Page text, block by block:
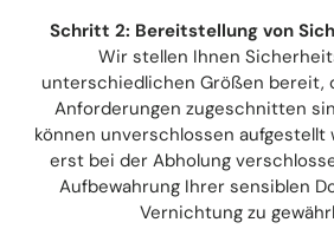
Schritt 2: Bereitstellung von
Wir stellen Ihnen
unterschiedlichen Größen bereit,
Anforderungen zugeschnitten
können unverschlossen aufgestellt
erst bei der Abholung
Aufbewahrung Ihrer sensiblen
Vernichtung zu